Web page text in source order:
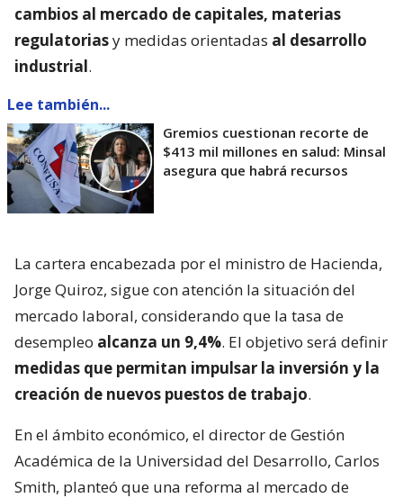
cambios al mercado de capitales, materias
regulatoriasy medidas orientadas al desarrollo
industrial.
Lee también...
Gremios cuestionan recorte de
$413 mil millones en salud: Minsal
asegura que habrá recursos
La cartera encabezada por el ministro de Hacienda,
Jorge Quiroz, sigue con atención la situación del
mercado laboral, considerando que la tasa de
desempleo alcanza un 9,4%. El objetivo será definir
medidas que permitan impulsar la inversión y la
creación de nuevos puestos de trabajo.
En el ámbito económico, el director de Gestión
Académica de la Universidad del Desarrollo, Carlos
Smith, planteó que una reforma al mercado de